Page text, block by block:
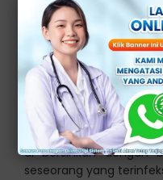
Penyebab
Infeksi ini di tularkan
vaginal atau anal
terinfeksi. Selain itu,
melalui penggunaan
di bersihkan dengan
seseorang yang